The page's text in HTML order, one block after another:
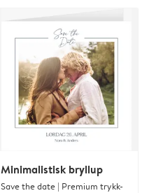
Minimalistisk bryllup
Save the date | Premium trykk-